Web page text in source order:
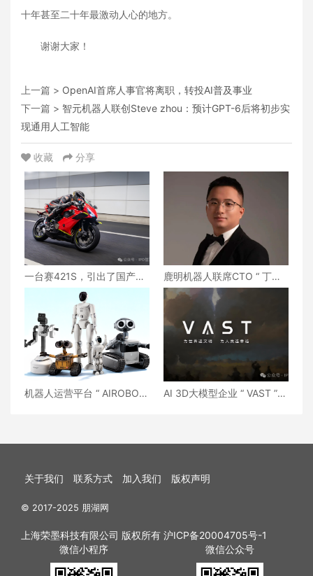
十年甚至二十年最激动人心的地方。
谢谢大家！
上一篇 > OpenAI首席人事官将离职，转投AI普及事业
下一篇 > 智元机器人联创Steve zhou：预计GPT-6后将初步实
现通用人工智能
收藏 分享
一台赛421S，引出了国产摩
托更重要的问题
鹿明机器人联席CTO “ 丁琰 ”
离职
机器人运营平台 “ AIROBO ”
AI 3D大模型企业 “ VAST ”
关于我们 联系方式 加入我们 版权声明
© 2017-2025 朋湖网
上海荣墨科技有限公司 版权所有 沪ICP备20004705号-1
微信小程序
微信公众号